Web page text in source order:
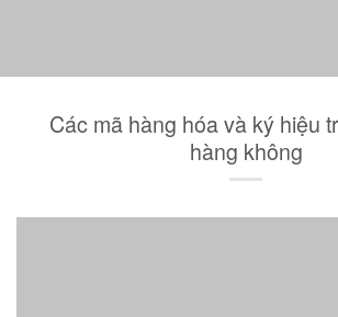
Các mã hàng hóa và ký hiệu
hàng không